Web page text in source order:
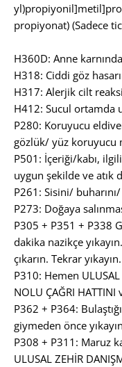
propiyonat) (Sadece
H360D: Anne
H318: Ciddi göz
H317: Alerjik cilt
H412: Sucul ortamda
P280: Koruyucu
gözlük/ yüz koruyucu
P501: İçeriği/kabı,
uygun şekilde ve atık
P261: Sisini/
P273: Doğaya
P305 + P351 + P338
dakika nazikçe
çıkarın. Tekrar yıkayın.
P310: Hemen
NOLU ÇAĞRI
P362 + P364:
giymeden önce
P308 + P311: Maruz
ULUSAL ZEHİR